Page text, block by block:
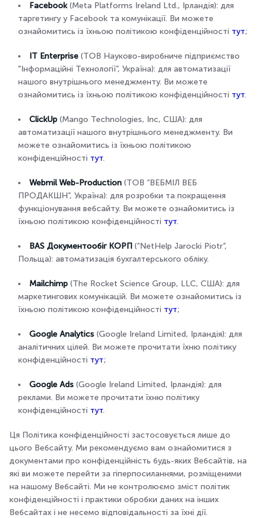
Facebook(Meta Platforms Ireland Ltd., Ірландія): для
таргетингу у Facebook та комунікації. Ви можете
ознайомитись із їхньою політикою конфіденційності тут;
IT Enterprise (ТОВ Науково-виробниче підприємство
"Інформаційні Технології”, Україна): для автоматизації
нашого внутрішнього менеджменту. Ви можете
ознайомитись із їхньою політикою конфіденційності тут.
ClickUp (Mango Technologies, Inc, США): для
автоматизації нашого внутрішнього менеджменту. Ви
можете ознайомитись із їхньою політикою
конфіденційності тут.
Webmil Web-Production (ТОВ “ВЕБМІЛ ВЕБ
ПРОДАКШН”, Україна): для розробки та покращення
функціонування вебсайту. Ви можете ознайомитись із
їхньою політикою конфіденційності тут.
BAS Документообіг КОРП (“NetHelp Jarocki Piotr”,
Польща): автоматизація бухгалтерського обліку.
Mailchimp (The Rocket Science Group, LLC, США): для
маркетингових комунікацій. Ви можете ознайомитись із
їхньою політикою конфіденційності тут;
Google Analytics (Google Ireland Limited, Ірландія): для
аналітичних цілей. Ви можете прочитати їхню політику
конфіденційності тут;
Google Ads (Google Ireland Limited, Ірландія): для
реклами. Ви можете прочитати їхню політику
конфіденційності тут.
Ця Політика конфіденційності застосовується лише до
цього Вебсайту. Ми рекомендуємо вам ознайомитися з
документами про конфіденційність будь-яких Вебсайтів, на
які ви можете перейти за гіперпосиланнями, розміщеними
на нашому Вебсайті. Ми не контролюємо зміст політик
конфіденційності і практики обробки даних на інших
Вебсайтах і не несемо відповідальності за їхні дії.